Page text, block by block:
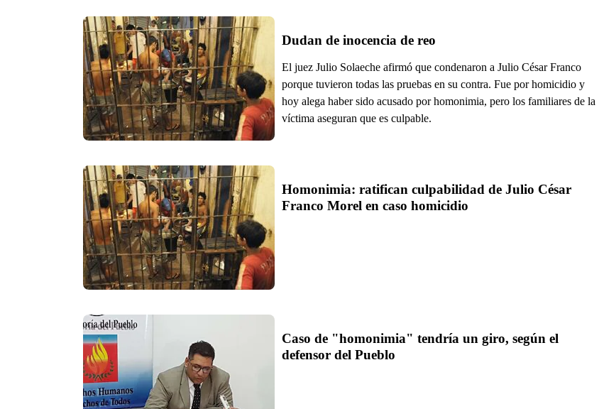
Dudan de inocencia de reo
El juez Julio Solaeche afirmó que condenaron a Julio César Franco
porque tuvieron todas las pruebas en su contra. Fue por homicidio y
hoy alega haber sido acusado por homonimia, pero los familiares de la
víctima aseguran que es culpable.
Homonimia: ratifican culpabilidad de Julio César
Franco Morel en caso homicidio
Caso de "homonimia" tendría un giro, según el
defensor del Pueblo